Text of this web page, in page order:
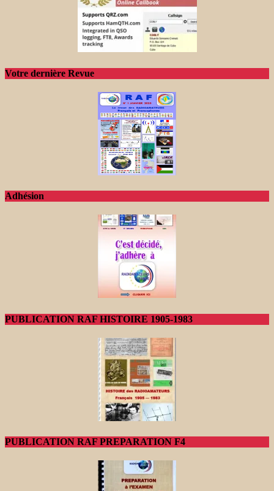
Votre dernière Revue
Adhésion
PUBLICATION RAF HISTOIRE 1905-1983
PUBLICATION RAF PREPARATION F4